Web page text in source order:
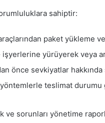
sahiptir:
paket yükleme
yürüyerek veya
önce sevkiyatlar
teslimat
ve sorunları yönetime